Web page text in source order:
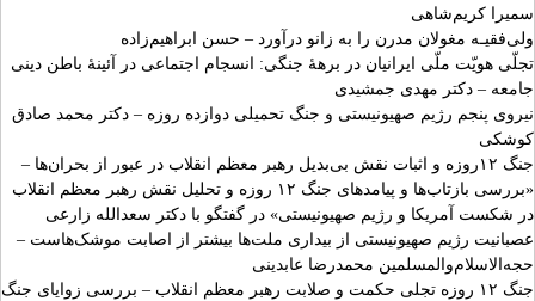
سمیرا کریم‌شاهی
ولی‌فقیـه مغولان مدرن را به زانو درآورد – حسن ابراهیم‌زاده
تجلّی هویّت ملّی ایرانیان در برهۀ جنگی: انسجام اجتماعی در آئینۀ باطن دینی
جامعه – دکتر مهدی جمشیدی
نیروی پنجم رژیم صهیونیستی و جنگ تحمیلی دوازده‌ روزه – دکتر محمد صادق
کوشکی
جنگ ۱۲روزه و اثبات نقش بی‌بدیل رهبر معظم انقلاب در عبور از بحران‌ها –
«بررسی بازتاب‌ها و پیامدهای جنگ ۱۲ روزه و تحلیل نقش رهبر معظم انقلاب
در شکست آمریکا و رژیم صهیونیستی» در گفتگو با دکتر سعدالله زارعی
عصبانیت رژیم صهیونیستی از بیداری ملت‌ها بیشتر از اصابت موشک‌هاست –
حجه‌الاسلام‌والمسلمین محمدرضا عابدینی
جنگ ۱۲ روزه تجلی حکمت و صلابت رهبر معظم انقلاب – بررسی زوایای جنگ